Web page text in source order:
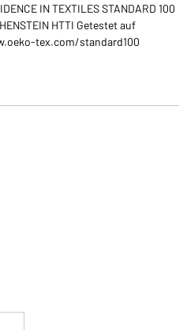
IN TEXTILES STANDARD 100
HTTI Getestet auf
tex.com/standard100